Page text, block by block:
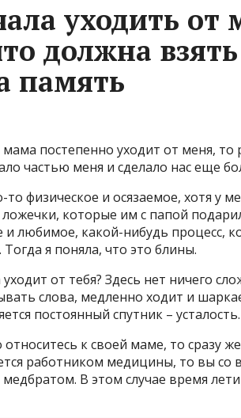
уходить от
должна
память
мама постепенно уходит от меня,
частью меня и сделало нас еще
физическое и осязаемое, хотя у
которые им с папой
и любимое, какой-нибудь процесс,
я поняла, что это блины.
от тебя? Здесь нет ничего
слова, медленно ходит и
постоянный спутник – усталость.
к своей маме, то сразу
работником медицины, то вы со
В этом случае время